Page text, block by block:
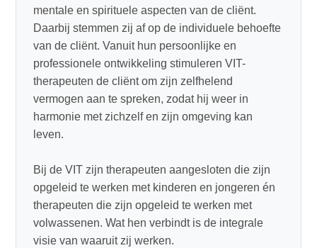
mentale en spirituele aspecten van de cliënt.
Daarbij stemmen zij af op de individuele behoefte
van de cliënt. Vanuit hun persoonlijke en
professionele ontwikkeling stimuleren VIT-
therapeuten de cliënt om zijn zelfhelend
vermogen aan te spreken, zodat hij weer in
harmonie met zichzelf en zijn omgeving kan
leven.
Bij de VIT zijn therapeuten aangesloten die zijn
opgeleid te werken met kinderen en jongeren én
therapeuten die zijn opgeleid te werken met
volwassenen. Wat hen verbindt is de integrale
visie van waaruit zij werken.